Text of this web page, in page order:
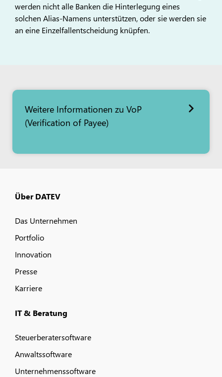
werden nicht alle Banken die Hinterlegung eines
solchen Alias-Namens unterstützen, oder sie werden sie
an eine Einzelfallentscheidung knüpfen.
Weitere Informationen zu VoP
(Verification of Payee)
Über DATEV
Das Unternehmen
Portfolio
Innovation
Presse
Karriere
IT & Beratung
Steuerberatersoftware
Anwaltssoftware
Unternehmenssoftware